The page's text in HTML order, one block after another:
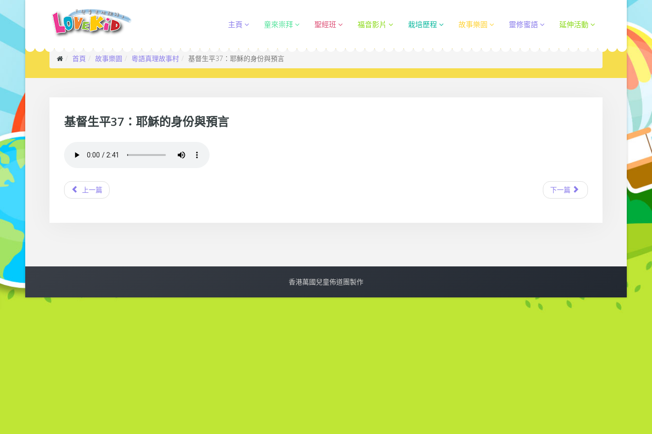
主頁 童來崇拜 聖經班 福音影片 栽培歷程 故事樂園 靈修蜜語 延伸活動
首頁 故事樂園 粵語真理故事村 基督生平37：耶穌的身份與預言
基督生平37：耶穌的身份與預言
上一篇 下一篇
香港萬國兒童佈道團製作